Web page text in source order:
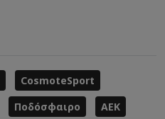
CosmoteSport
Ποδόσφαιρο
ΑΕΚ